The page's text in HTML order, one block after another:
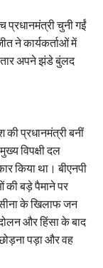
प्रधानमंत्री चुनी गईं
ने कार्यकर्ताओं में
अपने झंडे बुंलद
की प्रधानमंत्री बनीं
विपक्षी दल
किया था। बीएनपी
की बड़े पैमाने पर
के खिलाफ जन
और हिंसा के बाद
पड़ा और वह